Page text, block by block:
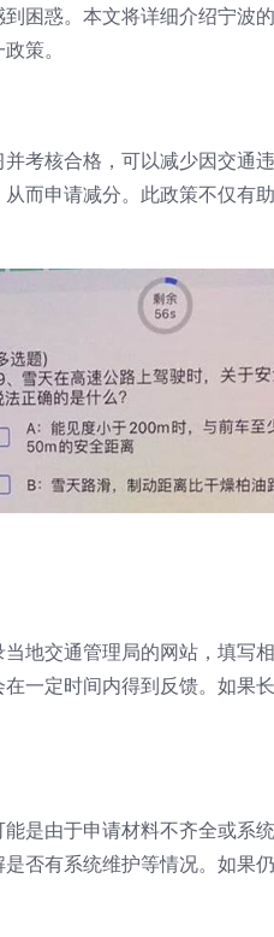
困惑。本文将详细介绍宁波
策。
考核合格，可以减少因交通
而申请减分。此政策不仅有
地交通管理局的网站，填写
一定时间内得到反馈。如果
是由于申请材料不齐全或系
否有系统维护等情况。如果